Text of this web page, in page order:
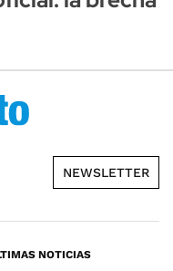
NEWSLETTER
NOTICIAS